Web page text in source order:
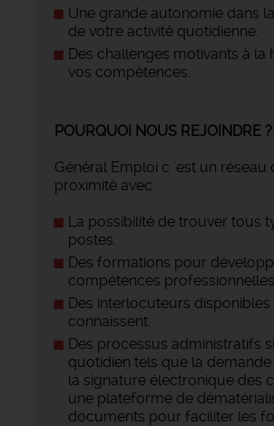
Une grande autonomie dans
de votre activité quotidienne.
Des challenges motivants à la
vos compétences.
POURQUOI NOUS REJOINDRE ?
Général Emploi c 'est un réseau
proximité avec :
La possibilité de trouver tous
postes.
Des formations pour
compétences
Des interlocuteurs disponibles
connaissent.
Des processus administratifs
quotidien tels que la
la signature électronique des
une plateforme de
documents pour faciliter les